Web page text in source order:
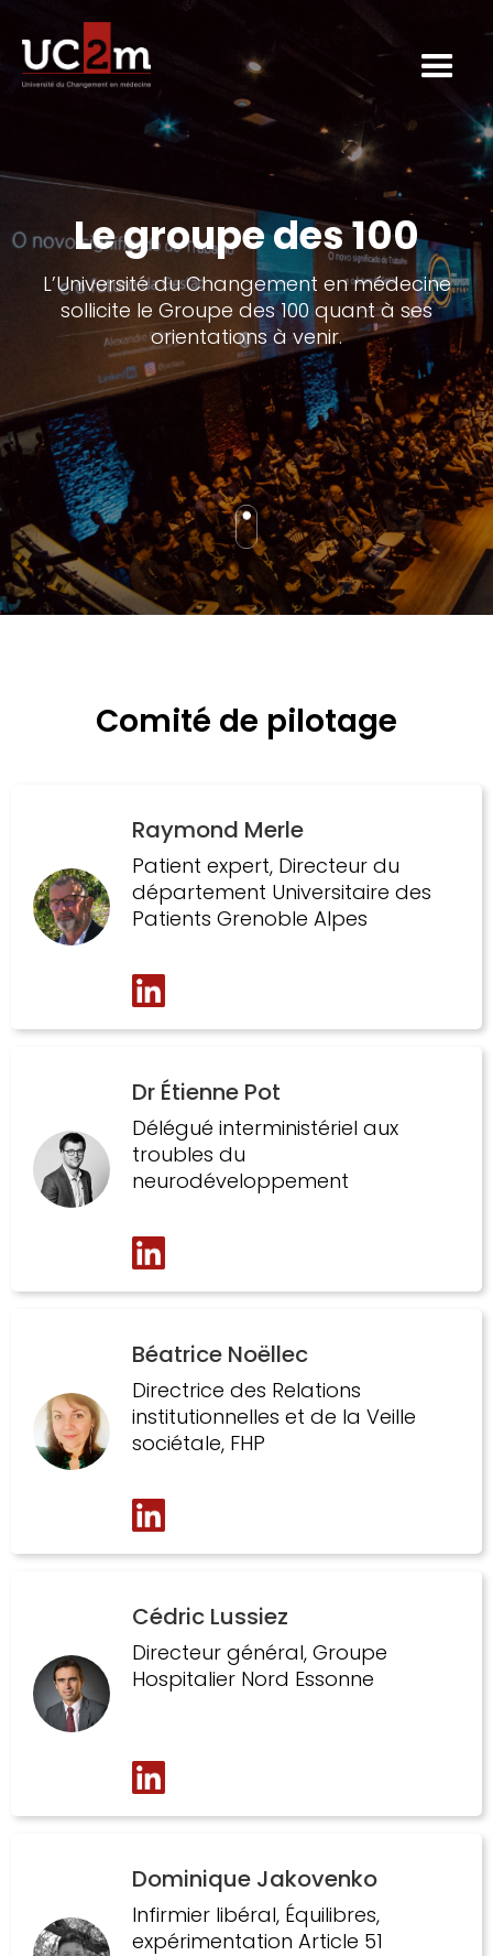
Le groupe des 100
L’Université du Changement en médecine
sollicite le Groupe des 100 quant à ses
orientations à venir.
Comité de pilotage
Raymond Merle
Patient expert, Directeur du
département Universitaire des
Patients Grenoble Alpes
Dr Étienne Pot
Délégué interministériel aux
troubles du
neurodéveloppement
Béatrice Noëllec
Directrice des Relations
institutionnelles et de la Veille
sociétale, FHP
Cédric Lussiez
Directeur général, Groupe
Hospitalier Nord Essonne
Dominique Jakovenko
Infirmier libéral, Équilibres,
expérimentation Article 51